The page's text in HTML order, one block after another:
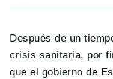
Después de un
crisis sanitaria, por
que el gobierno de